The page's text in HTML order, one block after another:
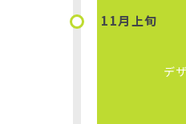
11月上旬
デ